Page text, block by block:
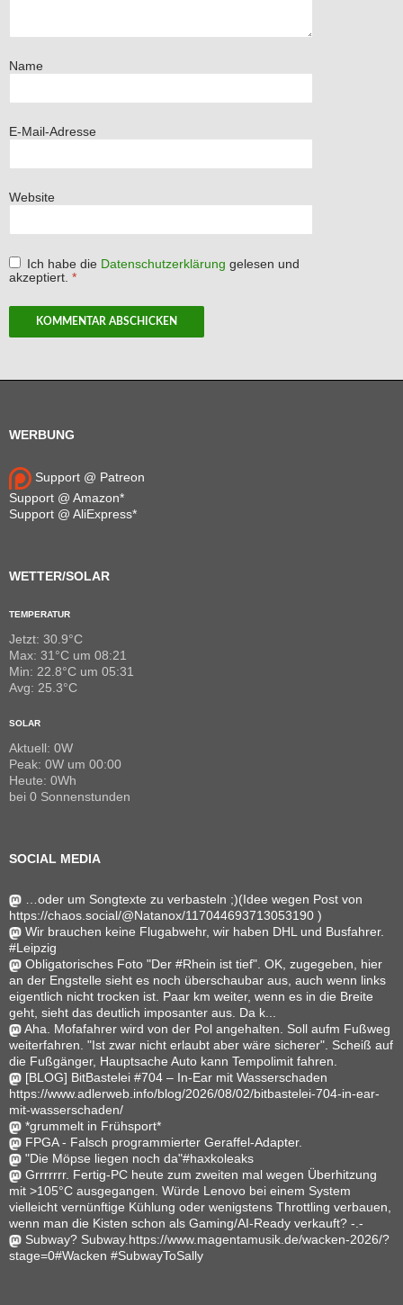
Name
E-Mail-Adresse
Website
Ich habe die Datenschutzerklärung gelesen und
akzeptiert. *
WERBUNG
Support @ Patreon
Support @ Amazon*
Support @ AliExpress*
WETTER/SOLAR
TEMPERATUR
Jetzt: 30.9°C
Max: 31°C um 08:21
Min: 22.8°C um 05:31
Avg: 25.3°C
SOLAR
Aktuell: 0W
Peak: 0W um 00:00
Heute: 0Wh
bei 0 Sonnenstunden
SOCIAL MEDIA
…oder um Songtexte zu verbasteln ;)(Idee wegen Post von
https://chaos.social/@Natanox/117044693713053190 )
Wir brauchen keine Flugabwehr, wir haben DHL und Busfahrer.
#Leipzig
Obligatorisches Foto "Der #Rhein ist tief". OK, zugegeben, hier
an der Engstelle sieht es noch überschaubar aus, auch wenn links
eigentlich nicht trocken ist. Paar km weiter, wenn es in die Breite
geht, sieht das deutlich imposanter aus. Da k...
Aha. Mofafahrer wird von der Pol angehalten. Soll aufm Fußweg
weiterfahren. "Ist zwar nicht erlaubt aber wäre sicherer". Scheiß auf
die Fußgänger, Hauptsache Auto kann Tempolimit fahren.
[BLOG] BitBastelei #704 – In-Ear mit Wasserschaden
https://www.adlerweb.info/blog/2026/08/02/bitbastelei-704-in-ear-
mit-wasserschaden/
*grummelt in Frühsport*
FPGA - Falsch programmierter Geraffel-Adapter.
"Die Möpse liegen noch da"#haxkoleaks
Grrrrrrr. Fertig-PC heute zum zweiten mal wegen Überhitzung
mit >105°C ausgegangen. Würde Lenovo bei einem System
vielleicht vernünftige Kühlung oder wenigstens Throttling verbauen,
wenn man die Kisten schon als Gaming/AI-Ready verkauft? -.-
Subway? Subway.https://www.magentamusik.de/wacken-2026/?
stage=0#Wacken #SubwayToSally